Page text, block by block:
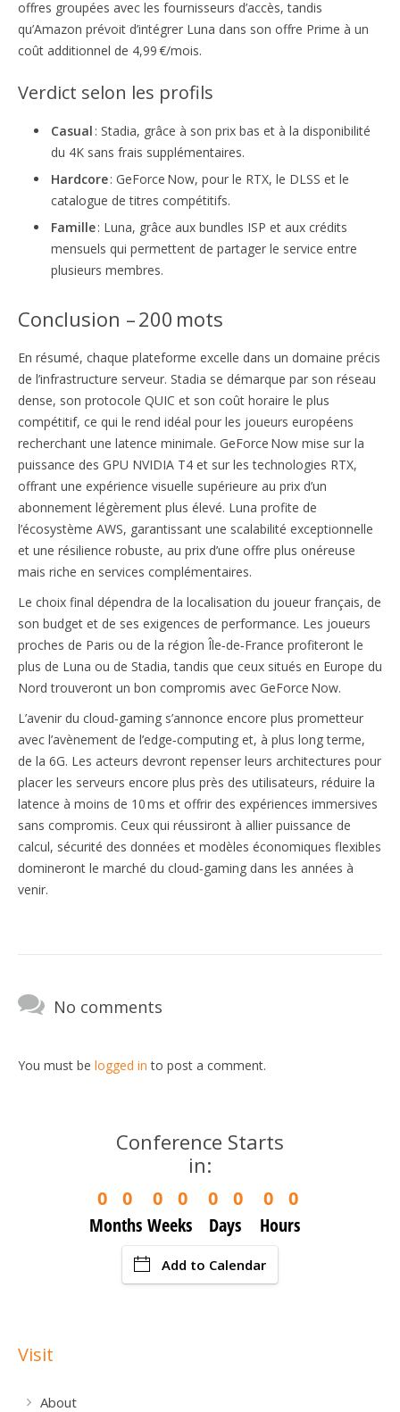
offres groupées avec les fournisseurs d’accès, tandis
qu’Amazon prévoit d’intégrer Luna dans son offre Prime à un
coût additionnel de 4,99 €/mois.
Verdict selon les profils
Casual : Stadia, grâce à son prix bas et à la disponibilité
du 4K sans frais supplémentaires.
Hardcore: GeForce Now, pour le RTX, le DLSS et le
catalogue de titres compétitifs.
Famille: Luna, grâce aux bundles ISP et aux crédits
mensuels qui permettent de partager le service entre
plusieurs membres.
Conclusion – 200 mots
En résumé, chaque plateforme excelle dans un domaine précis
de l’infrastructure serveur. Stadia se démarque par son réseau
dense, son protocole QUIC et son coût horaire le plus
compétitif, ce qui le rend idéal pour les joueurs européens
recherchant une latence minimale. GeForce Now mise sur la
puissance des GPU NVIDIA T4 et sur les technologies RTX,
offrant une expérience visuelle supérieure au prix d’un
abonnement légèrement plus élevé. Luna profite de
l’écosystème AWS, garantissant une scalabilité exceptionnelle
et une résilience robuste, au prix d’une offre plus onéreuse
mais riche en services complémentaires.
Le choix final dépendra de la localisation du joueur français, de
son budget et de ses exigences de performance. Les joueurs
proches de Paris ou de la région Île‑de‑France profiteront le
plus de Luna ou de Stadia, tandis que ceux situés en Europe du
Nord trouveront un bon compromis avec GeForce Now.
L’avenir du cloud‑gaming s’annonce encore plus prometteur
avec l’avènement de l’edge‑computing et, à plus long terme,
de la 6G. Les acteurs devront repenser leurs architectures pour
placer les serveurs encore plus près des utilisateurs, réduire la
latence à moins de 10 ms et offrir des expériences immersives
sans compromis. Ceux qui réussiront à allier puissance de
calcul, sécurité des données et modèles économiques flexibles
domineront le marché du cloud‑gaming dans les années à
venir.
No comments
You must be logged in to post a comment.
Conference Starts
in:
0
0
Months
0
0
Weeks
0
0
Days
0
0
Hours
Add to Calendar
Visit
About